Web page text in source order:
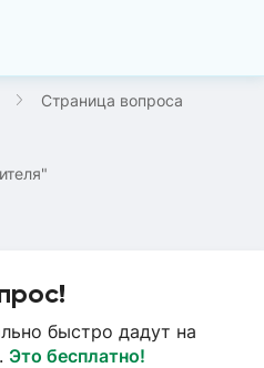
Страница вопроса
быстро дадут на
Это бесплатно!